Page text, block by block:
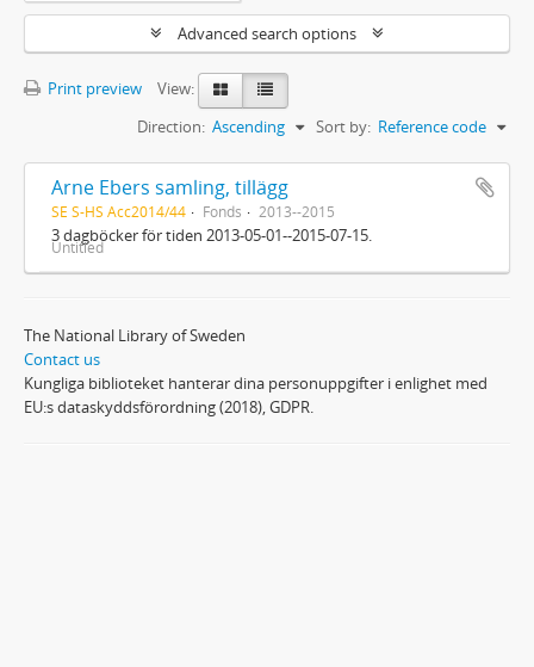
Advanced search options
Print preview
View:
Sort by: Reference code
Direction: Ascending
Arne Ebers samling, tillägg
SE S-HS Acc2014/44 Fonds 2013--2015
3 dagböcker för tiden 2013-05-01--2015-07-15.
Untitled
The National Library of Sweden
Contact us
Kungliga biblioteket hanterar dina personuppgifter i enlighet med
EU:s dataskyddsförordning (2018), GDPR.